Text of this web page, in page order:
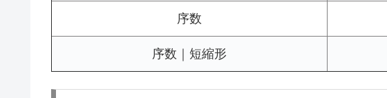
序数
序数｜短縮形